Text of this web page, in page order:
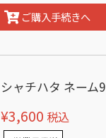
ご購入手続きへ
シャチハタ ネーム9
¥3,600 税込